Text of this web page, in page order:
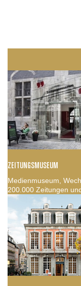
ZEITUNGSMUSEUM
Medienmuseum,
200.000 Zeitungen